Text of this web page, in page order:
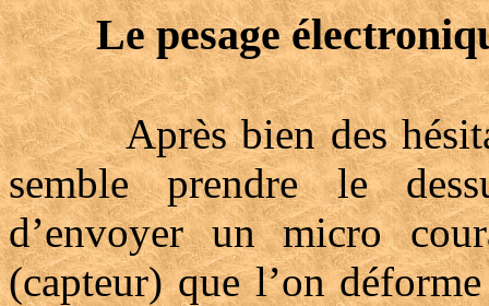
Le pesage
Après bien des
semble prendre le
d’envoyer un micro
(capteur) que l’on